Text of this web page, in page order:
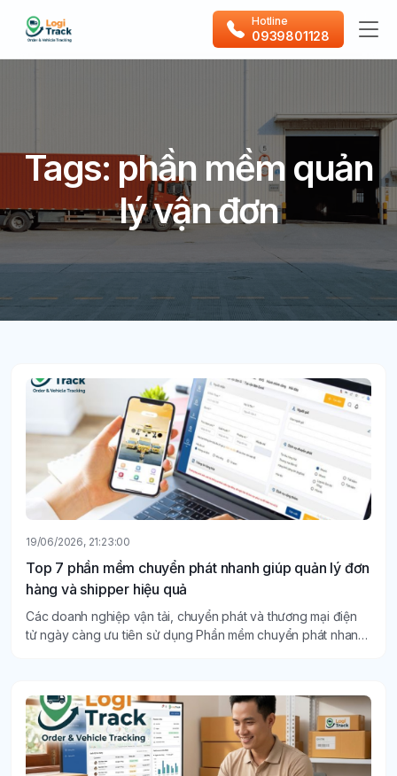
Hotline
0939801128
Tags: phần mềm quản
lý vận đơn
19/06/2026, 21:23:00
Top 7 phần mềm chuyển phát nhanh giúp quản lý đơn
hàng và shipper hiệu quả
Các doanh nghiệp vận tải, chuyển phát và thương mại điện
tử ngày càng ưu tiên sử dụng Phần mềm chuyển phát nhanh